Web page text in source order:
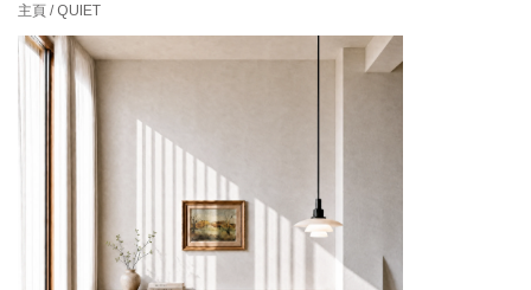
LIGHTING 燈飾燈具
TABLEWARE 餐具
GIFTS & DECORATIVE 禮品
HEALTHY LIVING 健康家居
主頁 / QUIET